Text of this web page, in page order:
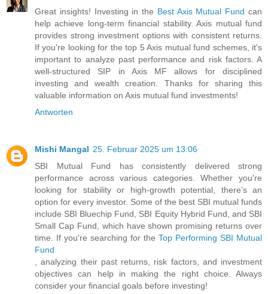
Great insights! Investing in the Best Axis Mutual Fund can
help achieve long-term financial stability. Axis mutual fund
provides strong investment options with consistent returns.
If you're looking for the top 5 Axis mutual fund schemes, it's
important to analyze past performance and risk factors. A
well-structured SIP in Axis MF allows for disciplined
investing and wealth creation. Thanks for sharing this
valuable information on Axis mutual fund investments!
Antworten
Mishi Mangal 25. Februar 2025 um 13:06
SBI Mutual Fund has consistently delivered strong
performance across various categories. Whether you're
looking for stability or high-growth potential, there’s an
option for every investor. Some of the best SBI mutual funds
include SBI Bluechip Fund, SBI Equity Hybrid Fund, and SBI
Small Cap Fund, which have shown promising returns over
time. If you're searching for the Top Performing SBI Mutual
Fund
, analyzing their past returns, risk factors, and investment
objectives can help in making the right choice. Always
consider your financial goals before investing!